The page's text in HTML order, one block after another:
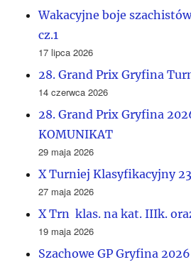
Wakacyjne boje
cz.1
17 lipca 2026
28. Grand Prix Gryfina
14 czerwca 2026
28. Grand Prix Gryfina
KOMUNIKAT
29 maja 2026
X Turniej Klasyfikacyjny
27 maja 2026
X Trn klas. na kat. IIIk.
19 maja 2026
Szachowe GP Gryfina